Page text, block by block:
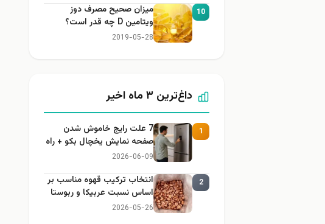
10
میزان صحیح مصرف دوز
ویتامین D چه قدر است؟
2019-05-28
داغ‌ترین ۳ ماه اخیر
1
7 علت رایج خاموش شدن
صفحه نمایش یخچال بکو + راه
حل
2026-06-09
2
انتخاب ترکیب قهوه مناسب بر
اساس نسبت عربیکا و ربوستا
2026-05-26